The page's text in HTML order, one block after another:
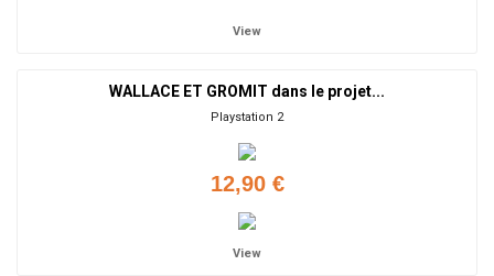
View
WALLACE ET GROMIT dans le projet...
Playstation 2
12,90 €
View